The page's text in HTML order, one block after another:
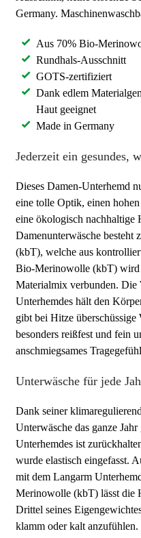
Germany.
Aus 70% Bio-
Rundhals-Ausschnitt
GOTS-zertifiziert
Dank edlem
Haut geeignet
Made in Germany
Jederzeit ein gesundes,
Dieses Damen-Unterhemd
eine tolle Optik, einen
eine ökologisch nachhaltige
Damenunterwäsche
(kbT), welche aus
Bio-Merinowolle (kbT) wird
Materialmix verbunden. Die
Unterhemdes hält den
gibt bei Hitze überschüssige
besonders reißfest und fein
anschmiegsames
Unterwäsche für jede
Dank seiner
Unterwäsche das ganze
Unterhemdes ist
wurde elastisch eingefasst.
mit dem Langarm
Merinowolle (kbT) lässt die
Drittel seines
klamm oder kalt